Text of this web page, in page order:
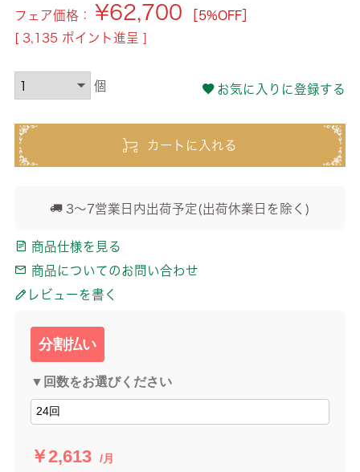
フェア価格： ¥62,700
［5%OFF］
[ 3,135 ポイント進呈 ]
お気に入りに登録する
カートに入れる
3～7営業日内出荷予定(出荷休業日を除く)
商品仕様を見る
商品についてのお問い合わせ
レビューを書く
分割払い
▼回数をお選びください
￥2,613 /月